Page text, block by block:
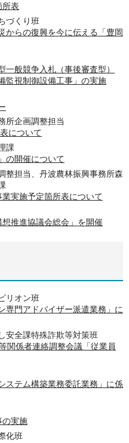
所表
づくり班
からの復興を今に伝える「豊岡
般競争入札（事後審査型）
監視制御設備工事」の実施
所企画調整担当
について
課
の開催について
整担当、丹波農林振興事務所森
実施予定箇所表について
推進協議会総会」を開催
リオン班
専門アドバイザー派遣業務」に
安全課特殊詐欺等対策班
関係者連絡調整会議「従業員
ステム構築業務委託業務」に係
の実施
化班